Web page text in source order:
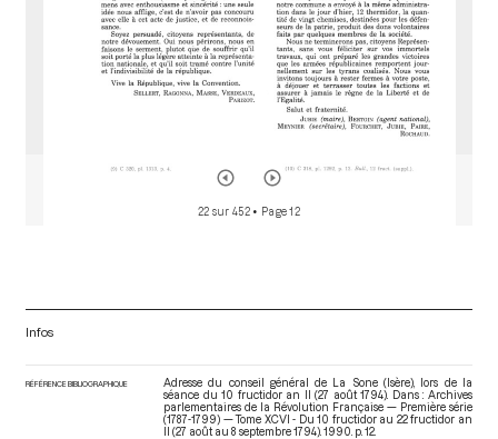
22 sur 452 • Page 12
Infos
RÉFÉRENCE BIBLIOGRAPHIQUE
Adresse du conseil général de La Sone (Isère), lors de la
séance du 10 fructidor an II (27 août 1794). Dans : Archives
parlementaires de la Révolution Française — Première série
(1787-1799) — Tome XCVI - Du 10 fructidor au 22 fructidor an
II (27 août au 8 septembre 1794) . 1990. p. 12.